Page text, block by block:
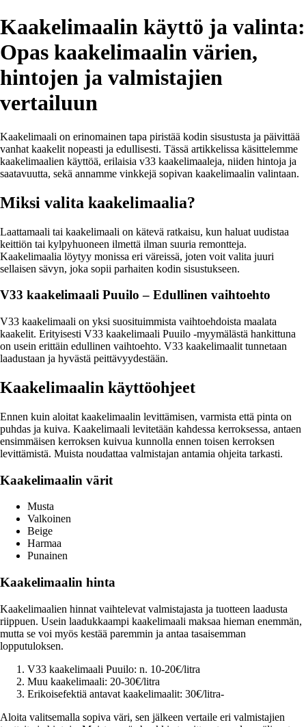
Kaakelimaalin käyttö ja valinta:
Opas kaakelimaalin värien,
hintojen ja valmistajien
vertailuun
Kaakelimaali on erinomainen tapa piristää kodin sisustusta ja päivittää
vanhat kaakelit nopeasti ja edullisesti. Tässä artikkelissa käsittelemme
kaakelimaalien käyttöä, erilaisia v33 kaakelimaaleja, niiden hintoja ja
saatavuutta, sekä annamme vinkkejä sopivan kaakelimaalin valintaan.
Miksi valita kaakelimaalia?
Laattamaali tai kaakelimaali on kätevä ratkaisu, kun haluat uudistaa
keittiön tai kylpyhuoneen ilmettä ilman suuria remontteja.
Kaakelimaalia löytyy monissa eri väreissä, joten voit valita juuri
sellaisen sävyn, joka sopii parhaiten kodin sisustukseen.
V33 kaakelimaali Puuilo – Edullinen vaihtoehto
V33 kaakelimaali on yksi suosituimmista vaihtoehdoista maalata
kaakelit. Erityisesti V33 kaakelimaali Puuilo -myymälästä hankittuna
on usein erittäin edullinen vaihtoehto. V33 kaakelimaalit tunnetaan
laadustaan ja hyvästä peittävyydestään.
Kaakelimaalin käyttöohjeet
Ennen kuin aloitat kaakelimaalin levittämisen, varmista että pinta on
puhdas ja kuiva. Kaakelimaali levitetään kahdessa kerroksessa, antaen
ensimmäisen kerroksen kuivua kunnolla ennen toisen kerroksen
levittämistä. Muista noudattaa valmistajan antamia ohjeita tarkasti.
Kaakelimaalin värit
Musta
Valkoinen
Beige
Harmaa
Punainen
Kaakelimaalin hinta
Kaakelimaalien hinnat vaihtelevat valmistajasta ja tuotteen laadusta
riippuen. Usein laadukkaampi kaakelimaali maksaa hieman enemmän,
mutta se voi myös kestää paremmin ja antaa tasaisemman
lopputuloksen.
V33 kaakelimaali Puuilo: n. 10-20€/litra
Muu kaakelimaali: 20-30€/litra
Erikoisefektiä antavat kaakelimaalit: 30€/litra-
Aloita valitsemalla sopiva väri, sen jälkeen vertaile eri valmistajien